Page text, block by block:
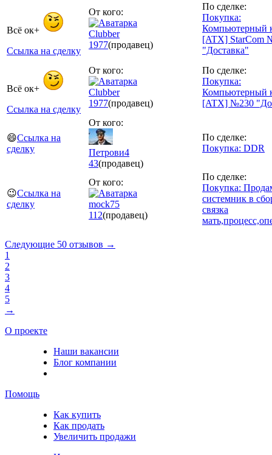
Всё ок+
Ссылка на сделку
От кого:
Сlubber
1977(продавец)
По сделке:
Покупка:
Компьютерный
[ATX] StarCom
"Доставка"
Всё ок+
Ссылка на сделку
От кого:
Сlubber
1977(продавец)
По сделке:
Покупка:
Компьютерный
[ATX] №230
😄Ссылка на
сделку
От кого:
Петрови4
43(продавец)
По сделке:
Покупка: DDR
😉Ссылка на
сделку
От кого:
mock75
112(продавец)
По сделке:
Покупка:
системник в
связка
Следующие 50 отзывов →
1
2
3
4
5
→
О проекте
Наши вакансии
Блог компании
Помощь
Как купить
Как продать
Увеличить продажи